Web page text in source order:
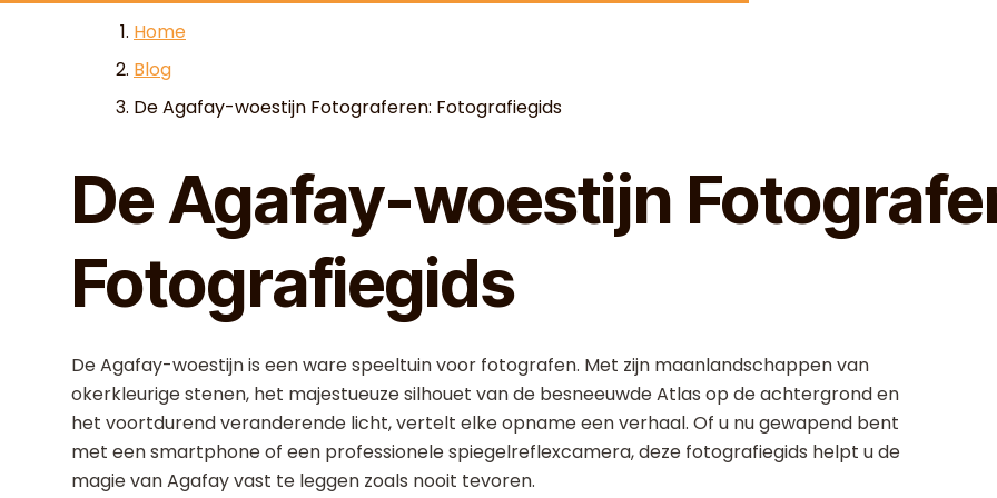
Skip to content
Home
Blog
De Agafay-woestijn Fotograferen: Fotografiegids
De Agafay-woestijn
Fotografiegids
De Agafay-woestijn is een ware speeltuin voor fotografen. Met zijn maanlandschappen van
okerkleurige stenen, het majestueuze silhouet van de besneeuwde Atlas op de achtergrond en
het voortdurend veranderende licht, vertelt elke opname een verhaal. Of u nu gewapend bent
met een smartphone of een professionele spiegelreflexcamera, deze fotografiegids helpt u de
magie van Agafay vast te leggen zoals nooit tevoren.